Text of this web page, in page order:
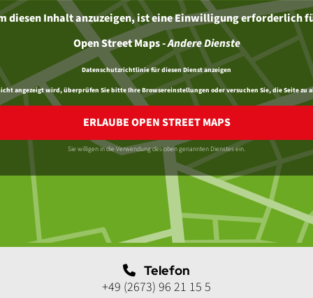
diesen Inhalt anzuzeigen, ist eine Einwilligung erforderlich
Open Street Maps-Andere Dienste
Datenschutzrichtlinie für diesen Dienst anzeigen
angezeigt wird, überprüfen Sie bitte Ihre Browsereinstellungen oder versuchen Sie, die Seite
ERLAUBE OPEN STREET MAPS
Sie willigen in die Verwendung des oben genannten Dienstes ein.
Telefon
+49 (2673) 96 21 15 5